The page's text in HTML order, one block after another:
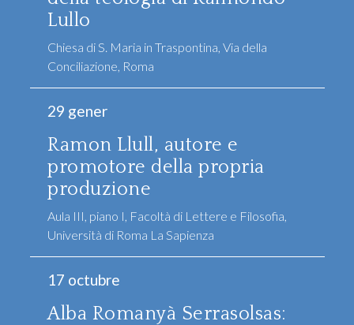
Lullo
Chiesa di S. Maria in Traspontina, Via della
Conciliazione, Roma
29 gener
Ramon Llull, autore e
promotore della propria
produzione
Aula III, piano I, Facoltà di Lettere e Filosofia,
Università di Roma La Sapienza
17 octubre
Alba Romanyà Serrasolsas: